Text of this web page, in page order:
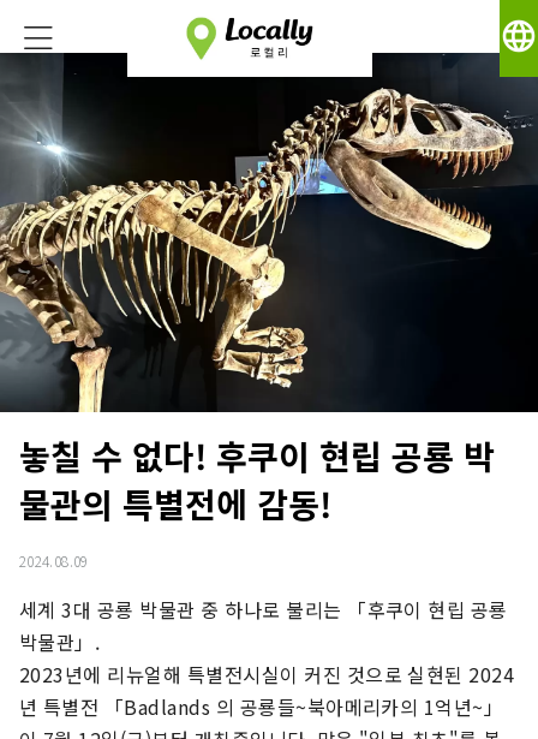
language
놓칠 수 없다! 후쿠이 현립 공룡 박
물관의 특별전에 감동!
2024.08.09
세계 3대 공룡 박물관 중 하나로 불리는 「후쿠이 현립 공룡
박물관」.
2023년에 리뉴얼해 특별전시실이 커진 것으로 실현된 2024
년 특별전 「Badlands 의 공룡들~북아메리카의 1억년~」